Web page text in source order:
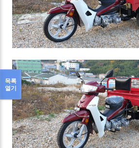
목록
열기